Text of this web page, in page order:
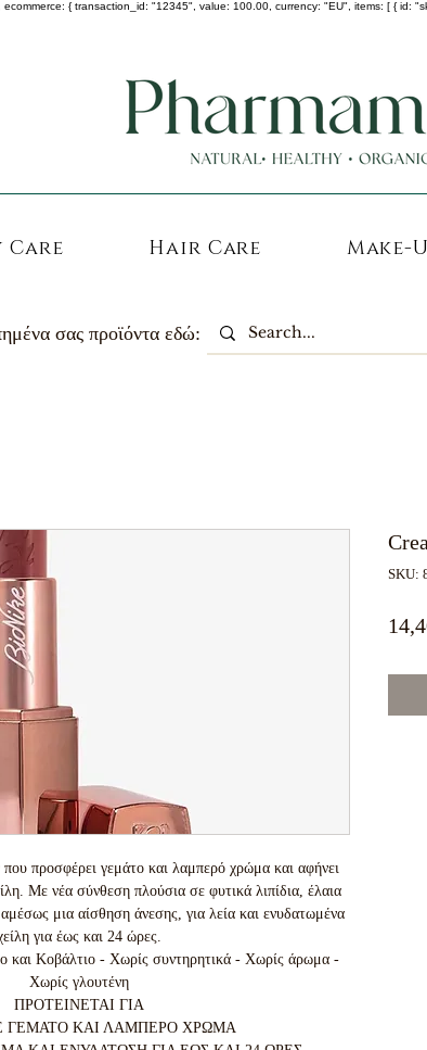
{ transaction_id: "12345", value: 100.00, currency: "EU", items: [ { id:
Care Hair Care Make-
σας προϊόντα εδώ:
που προσφέρει γεμάτο και λαμπερό χρώμα και αφήνει
Με νέα σύνθεση πλούσια σε φυτικά λιπίδια, έλαια
αμέσως μια αίσθηση άνεσης, για λεία και ενυδατωμένα
για έως και 24 ώρες.
και Κοβάλτιο - Χωρίς συντηρητικά - Χωρίς άρωμα -
Χωρίς γλουτένη
ΠΡΟΤΕΙΝΕΤΑΙ ΓΙΑ
ΓΕΜΑΤΟ ΚΑΙ ΛΑΜΠΕΡΟ ΧΡΩΜΑ
SKU: